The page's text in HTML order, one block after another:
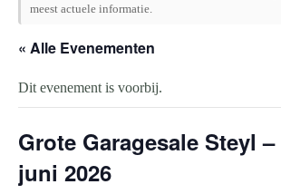
meest actuele informatie.
« Alle Evenementen
Dit evenement is voorbij.
Grote Garagesale Steyl –
juni 2026